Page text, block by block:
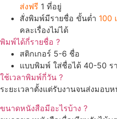
ส่งฟรี 1 ที่อยู่
สั่งพิมพ์มีรายชื่อ ขั้นต่ำ 100
คละเรื่องไม่ได้
พิมพ์ได้กี่รายชื่อ ?
สติกเกอร์ 5-6 ชื่อ
แบบพิมพ์ ใส่ชื่อได้ 40-50 ร
ใช้เวลาพิมพ์กี่วัน ?
ระยะเวลาตั้งแต่รับงานจนส่งมอบ
ขนาดหนังสือมีอะไรบ้าง ?